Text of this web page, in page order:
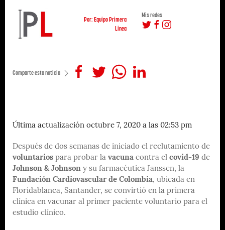
Por: Equipo Primera
Linea
Mis redes
Comparte esta noticia
Última actualización octubre 7, 2020 a las 02:53 pm
Después de dos semanas de iniciado el reclutamiento de
voluntarios para probar la vacuna contra el covid-19 de
Johnson & Johnson y su farmacéutica Janssen, la
Fundación Cardiovascular de Colombia, ubicada en
Floridablanca, Santander, se convirtió en la primera
clínica en vacunar al primer paciente voluntario para el
estudio clínico.